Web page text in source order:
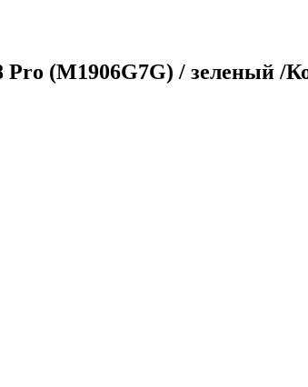
(M1906G7G) / зеленый /